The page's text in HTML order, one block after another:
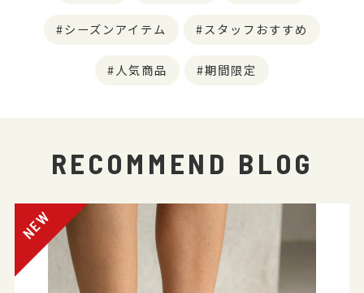
シーズンアイテム スタッフおすすめ
人気商品 期間限定
RECOMMEND BLOG